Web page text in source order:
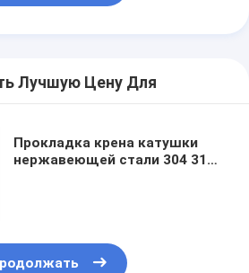
Лучшую Цену Для
Прокладка крена катушки
нержавеющей стали 304 316